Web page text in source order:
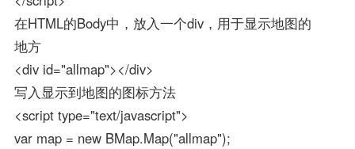
在HTML的Body中，放入一个div，用于显示地图的
地方
<div id="allmap"></div>
写入显示到地图的图标方法
<script type="text/javascript">
var map = new BMap.Map("allmap");